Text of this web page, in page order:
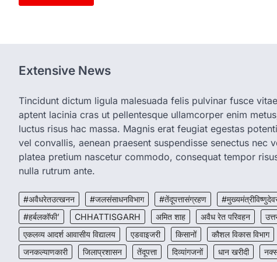
Extensive News
Tincidunt dictum ligula malesuada felis pulvinar fusce
aptent lacinia cras ut pellentesque ullamcorper enim
luctus risus hac massa. Magnis erat feugiat egestas
vel convallis, aenean praesent suspendisse senectus nec
platea pretium nascetur commodo, consequat tempor
nulla rutrum ante.
#अवैधरेतउत्खनन #जलसंसाधनविभाग #तेंदूपत्तासंग्रहण
#हर्बलकॉफी’
CHHATTISGARH अमित शाह अवैध रेत परिवहन
एकलव्य आदर्श आवासीय विद्यालय
एडवाइजरी किसानों कौशल विकास विभाग
जनकल्याणकारी
जिलाप्रशासन तेंदूपत्ता दिव्यांगजनों धान खरीदी